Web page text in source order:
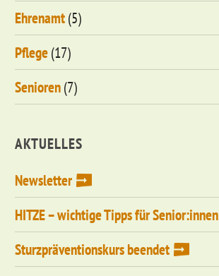
Ehrenamt(5)
Pflege(17)
Senioren(7)
AKTUELLES
Newsletter
HITZE – wichtige Tipps für Senior:innen
Sturzpräventionskurs beendet